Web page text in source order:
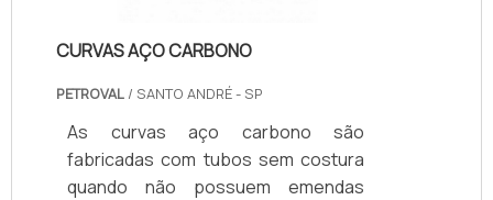
CURVAS AÇO CARBONO
PETROVAL / SANTO ANDRÉ - SP
As curvas aço carbono são
fabricadas com tubos sem costura
quando não possuem emendas